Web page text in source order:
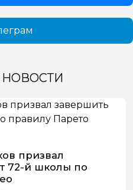
призвал
72-й школы по